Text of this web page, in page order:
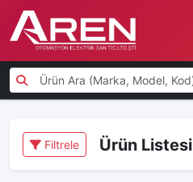
Filtrele Ürün Listesi